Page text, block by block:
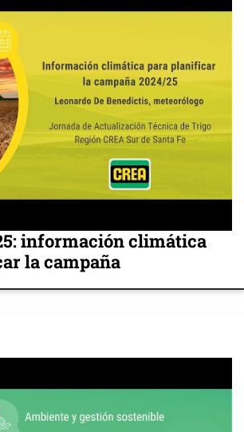
información climática
la campaña